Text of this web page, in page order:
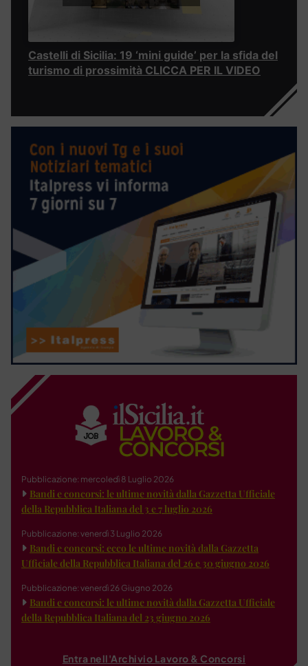
Castelli di Sicilia: 19 ‘mini guide’ per la sfida del
turismo di prossimità CLICCA PER IL VIDEO
Pubblicazione: mercoledì 8 Luglio 2026
Bandi e concorsi: le ultime novità dalla Gazzetta Ufficiale
della Repubblica Italiana del 3 e 7 luglio 2026
Pubblicazione: venerdì 3 Luglio 2026
Bandi e concorsi: ecco le ultime novità dalla Gazzetta
Ufficiale della Repubblica Italiana del 26 e 30 giugno 2026
Pubblicazione: venerdì 26 Giugno 2026
Bandi e concorsi: le ultime novità dalla Gazzetta Ufficiale
della Repubblica Italiana del 23 giugno 2026
Entra nell'Archivio Lavoro & Concorsi